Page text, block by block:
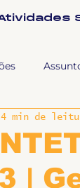
Tra Fala
|
4 min de